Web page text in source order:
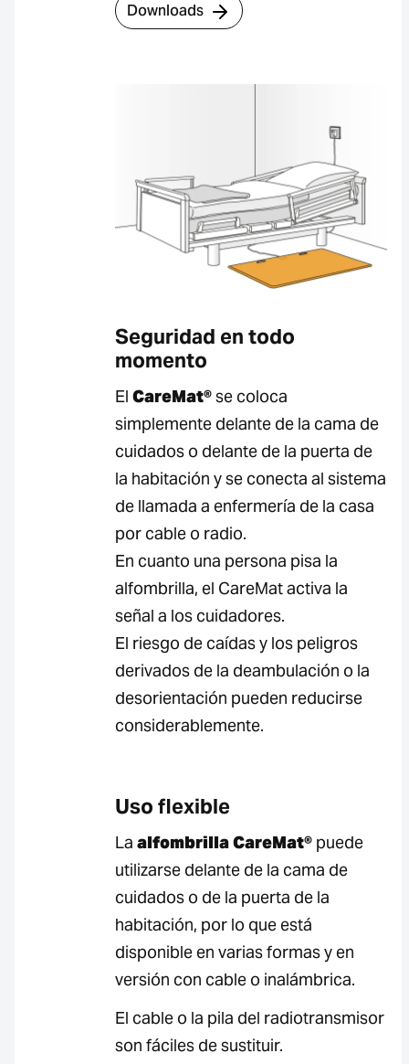
Downloads
Seguridad en todo
momento
El CareMat®se coloca
simplemente delante de la cama de
cuidados o delante de la puerta de
la habitación y se conecta al sistema
de llamada a enfermería de la casa
por cable o radio.
En cuanto una persona pisa la
alfombrilla, el CareMat activa la
señal a los cuidadores.
El riesgo de caídas y los peligros
derivados de la deambulación o la
desorientación pueden reducirse
considerablemente.
Uso flexible
La alfombrilla CareMat® puede
utilizarse delante de la cama de
cuidados o de la puerta de la
habitación, por lo que está
disponible en varias formas y en
versión con cable o inalámbrica.
El cable o la pila del radiotransmisor
son fáciles de sustituir.